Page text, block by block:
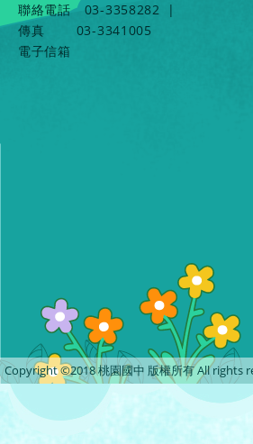
聯絡電話
03-3358282
|
傳真
03-3341005
電子信箱
Copyright ©2018 桃園國中 版權所有 All rights